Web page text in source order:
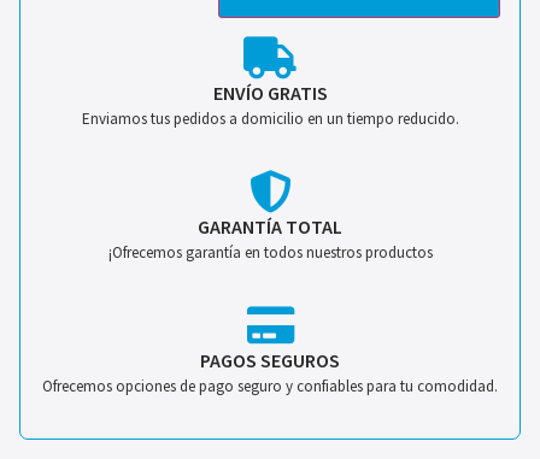
ENVÍO GRATIS
Enviamos tus pedidos a domicilio en un tiempo reducido.
GARANTÍA TOTAL
¡Ofrecemos garantía en todos nuestros productos
PAGOS SEGUROS
Ofrecemos opciones de pago seguro y confiables para tu comodidad.